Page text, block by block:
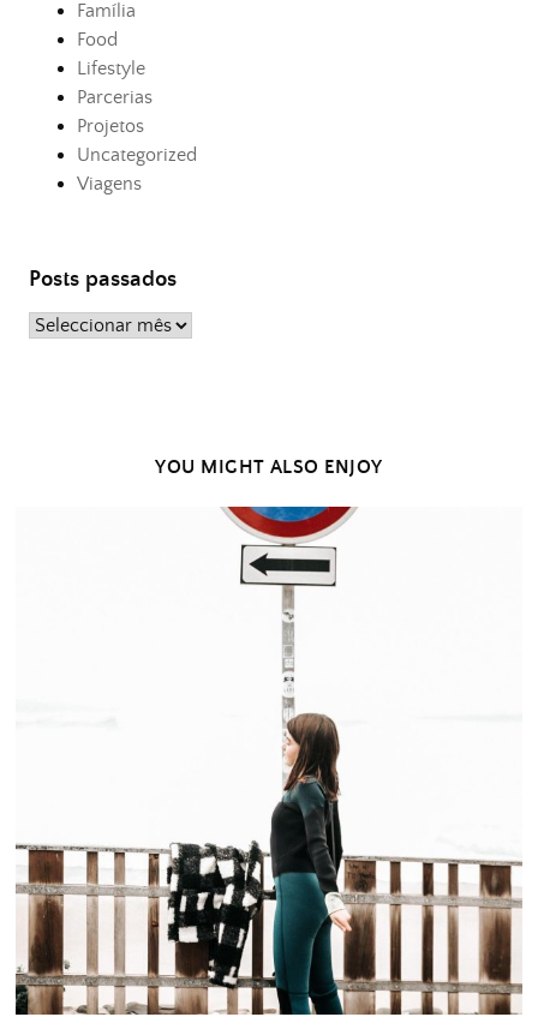
Família
Food
Lifestyle
Parcerias
Projetos
Uncategorized
Viagens
Posts passados
Posts
YOU MIGHT ALSO ENJOY